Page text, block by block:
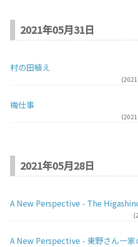
2021年05月31日
村の田植え
(
梅仕事
(
2021年05月28日
A New Perspective - The
(
A New Perspective - 東野さん一家